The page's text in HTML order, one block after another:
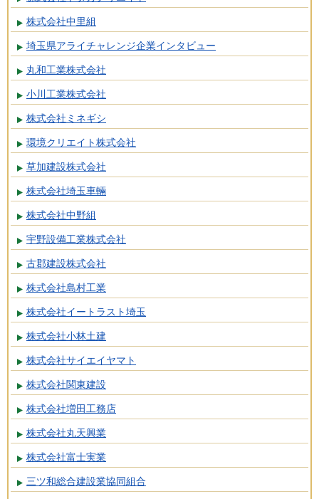
株式会社中里組
埼玉県アライチャレンジ企業インタビュー
丸和工業株式会社
小川工業株式会社
株式会社ミネギシ
環境クリエイト株式会社
草加建設株式会社
株式会社埼玉車輛
株式会社中野組
宇野設備工業株式会社
古郡建設株式会社
株式会社島村工業
株式会社イートラスト埼玉
株式会社小林土建
株式会社サイエイヤマト
株式会社関東建設
株式会社増田工務店
株式会社丸天興業
株式会社富士実業
三ツ和総合建設業協同組合